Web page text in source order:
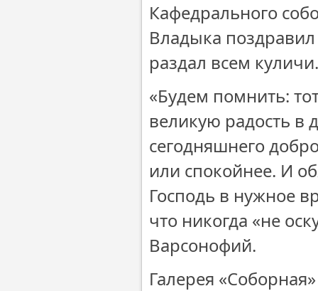
Кафедрального
Владыка поздравил
раздал всем куличи.
«Будем помнить:
великую радость в
сегодняшнего
или спокойнее. И
Господь в нужное
что никогда «не
Варсонофий.
Галерея